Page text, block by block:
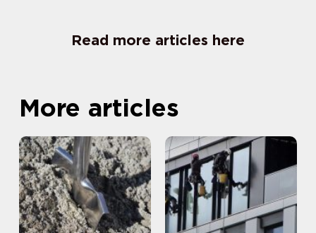
Read more articles here
More articles